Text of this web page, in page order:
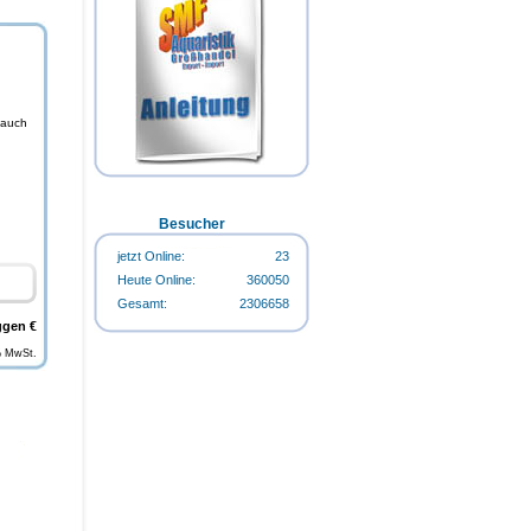
€
MwSt.
Happy-Life HappyStart 500ml-
Flasche
Happy-Life Algin Regular 500ml-
Flasche
Happy-Life HappyCarbo 500ml-
Flasche
Happy-Life Algin Regular 500ml-
Besucher
jetzt Online:
23
Heute Online:
360050
Gesamt:
2306658